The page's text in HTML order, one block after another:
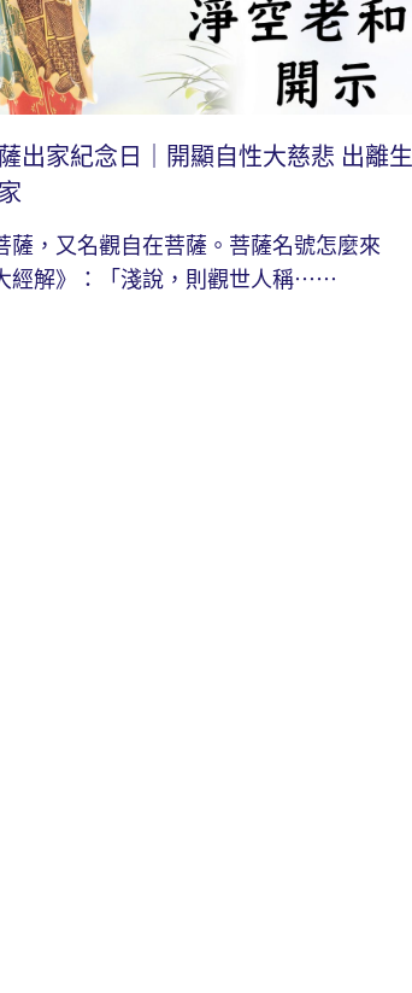
出家紀念日｜開顯自性大慈悲 出離生
薩，又名觀自在菩薩。菩薩名號怎麼來
經解》：「淺說，則觀世人稱⋯⋯